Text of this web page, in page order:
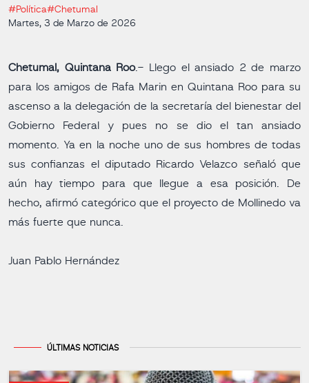
#Política#Chetumal
Martes, 3 de Marzo de 2026
Chetumal, Quintana Roo.- Llego el ansiado 2 de marzo
para los amigos de Rafa Marin en Quintana Roo para su
ascenso a la delegación de la secretaría del bienestar del
Gobierno Federal y pues no se dio el tan ansiado
momento. Ya en la noche uno de sus hombres de todas
sus confianzas el diputado Ricardo Velazco señaló que
aún hay tiempo para que llegue a esa posición. De
hecho, afirmó categórico que el proyecto de Mollinedo va
más fuerte que nunca.
Juan Pablo Hernández
ÚLTIMAS NOTICIAS